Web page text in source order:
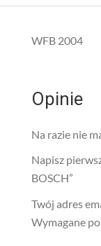
WFB 2004
Opinie
Na razie nie
Napisz
BOSCH”
Twój adres
Wymagane